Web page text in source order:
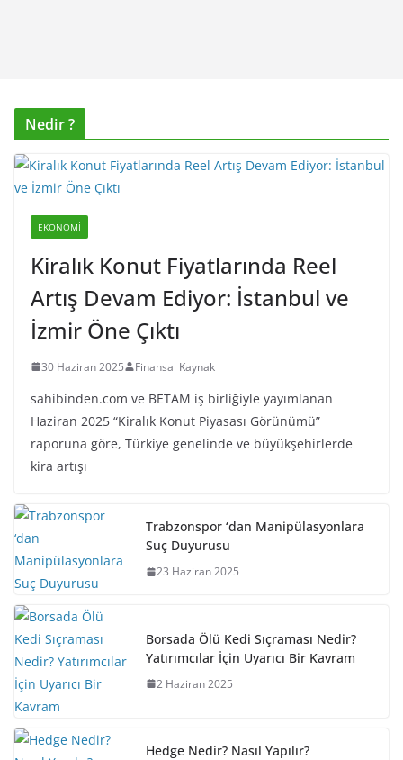
Nedir ?
EKONOMI
Kiralık Konut Fiyatlarında Reel
Artış Devam Ediyor: İstanbul ve
İzmir Öne Çıktı
30 Haziran 2025 Finansal Kaynak
sahibinden.com ve BETAM iş birliğiyle yayımlanan
Haziran 2025 “Kiralık Konut Piyasası Görünümü”
raporuna göre, Türkiye genelinde ve büyükşehirlerde
kira artışı
Trabzonspor ‘dan Manipülasyonlara
Suç Duyurusu
23 Haziran 2025
Borsada Ölü Kedi Sıçraması Nedir?
Yatırımcılar İçin Uyarıcı Bir Kavram
2 Haziran 2025
Hedge Nedir? Nasıl Yapılır?